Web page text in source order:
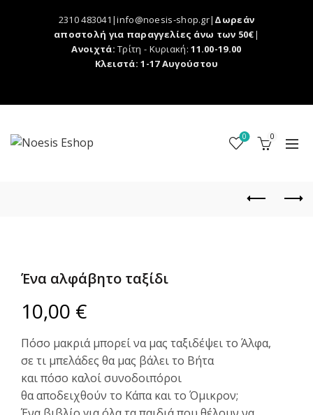
2310 483041|info@noesis-shop.gr| Δωρεάν
αποστολή για παραγγελίες άνω των 50€|
Ανοιχτά:Τρίτη - Κυριακή: 11.00-19.00
Κλειστά: 1-17 Αυγούστου
0 0
Ένα αλφάβητο ταξίδι
10,00 €
Πόσο μακριά μπορεί να μας ταξιδέψει το Άλφα,
σε τι μπελάδες θα μας βάλει το Βήτα
και πόσο καλοί συνοδοιπόροι
θα αποδειχθούν το Κάπα και το Όμικρον;